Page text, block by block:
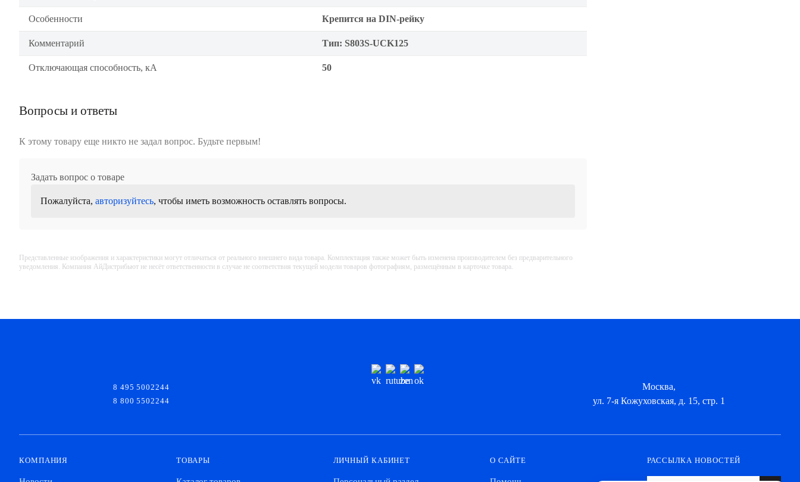
Особенности Крепится на DIN-рейку
Комментарий Тип: S803S-UCK125
Отключающая способность, кА 50
Вопросы и ответы
К этому товару еще никто не задал вопрос. Будьте первым!
Задать вопрос о товаре
Пожалуйста, авторизуйтесь, чтобы иметь возможность оставлять вопросы.
Представленные изображения и характеристики могут отличаться от реального внешнего вида товара. Комплектация также может быть изменена производителем без предварительного
уведомления. Компания АйДистрибьют не несёт ответственности в случае не соответствия текущей модели товаров фотографиям, размещённым в карточке товара.
8 495 5002244
8 800 5502244
Москва,
ул. 7-я Кожуховская, д. 15, стр. 1
КОМПАНИЯ ТОВАРЫ ЛИЧНЫЙ КАБИНЕТ О САЙТЕ РАССЫЛКА НОВОСТЕЙ